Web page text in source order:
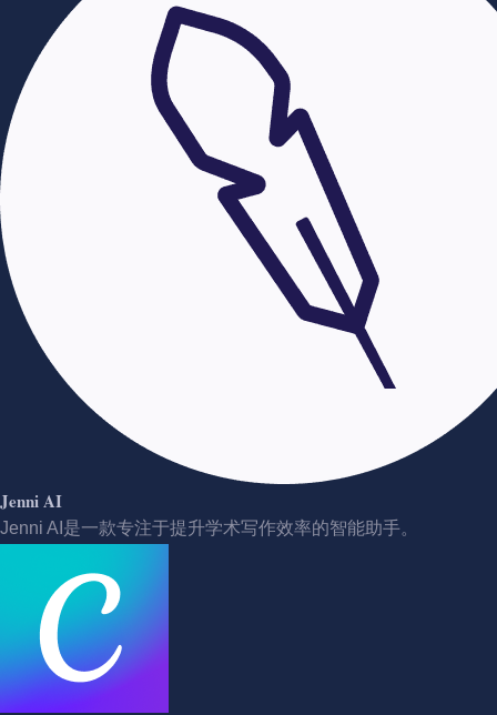
Jenni AI
Jenni AI是一款专注于提升学术写作效率的智能助手。